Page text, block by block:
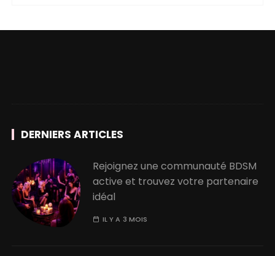
DERNIERS ARTICLES
Rejoignez une communauté BDSM
active et trouvez votre partenaire
idéal
IL Y A 3 MOIS